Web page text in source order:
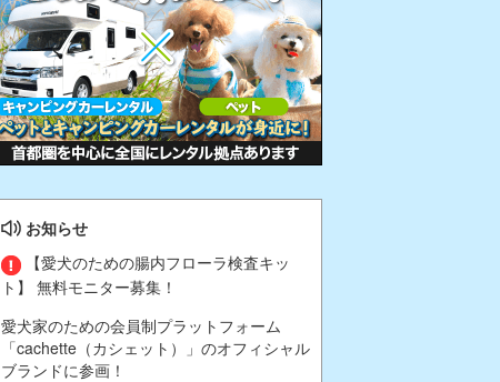
お知らせ
【愛犬のための腸内フローラ検査キッ
ト】 無料モニター募集！
愛犬家のための会員制プラットフォーム
「cachette（カシェット）」のオフィシャル
ブランドに参画！